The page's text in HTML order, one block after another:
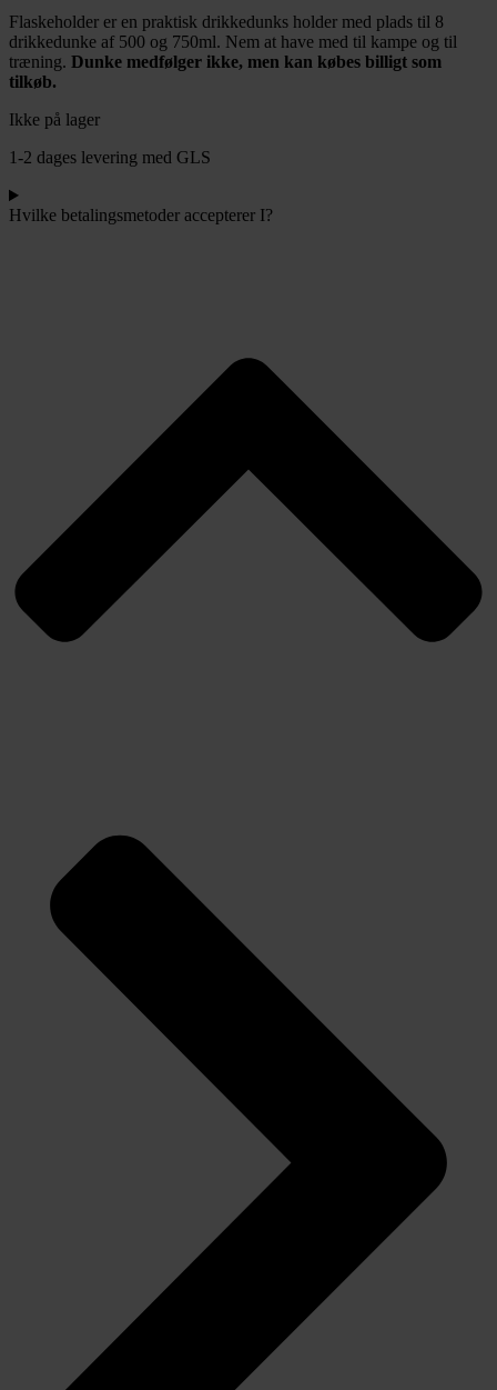
Flaskeholder er en praktisk drikkedunks holder med plads til 8
drikkedunke af 500 og 750ml. Nem at have med til kampe og til
træning. Dunke medfølger ikke, men kan købes billigt som
tilkøb.
Ikke på lager
1-2 dages levering med GLS
Hvilke betalingsmetoder accepterer I?